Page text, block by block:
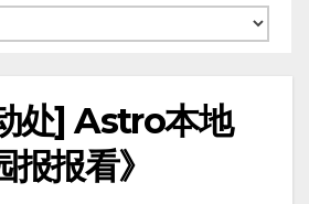
处] Astro本地
报报看》